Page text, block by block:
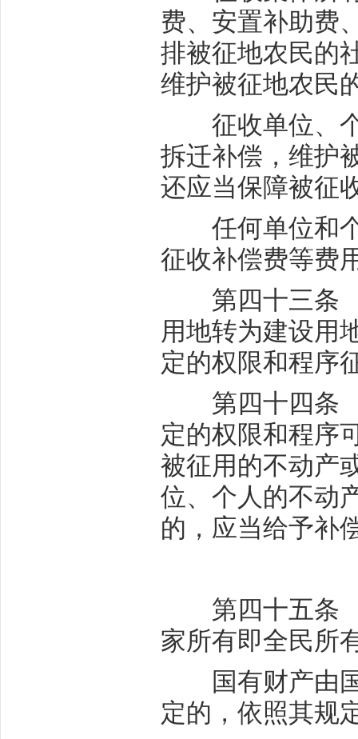
费、安置补助费
排被征地农民的
维护被征地农民
征收单位、个
拆迁补偿，维护
还应当保障被征
任何单位和个
征收补偿费等费
第四十三条
用地转为建设用
定的权限和程序
第四十四条
定的权限和程序
被征用的不动产
位、个人的不动
的，应当给予补
第四十五条
家所有即全民所
国有财产由国
定的，依照其规